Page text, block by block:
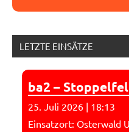
LETZTE EINSÄTZE
ba2 –
25. Juli 2026 | 18:13
Einsatzort: Osterwald